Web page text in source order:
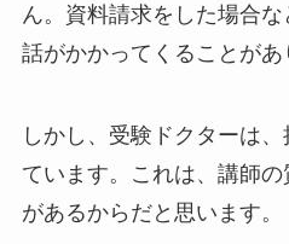
ん。資料請求をした場合
話がかかってくることがあ
しかし、受験ドクターは
ています。これは、講師
があるからだと思います。